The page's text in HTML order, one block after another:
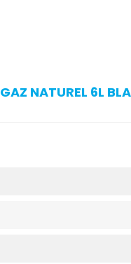
NATUREL 6L